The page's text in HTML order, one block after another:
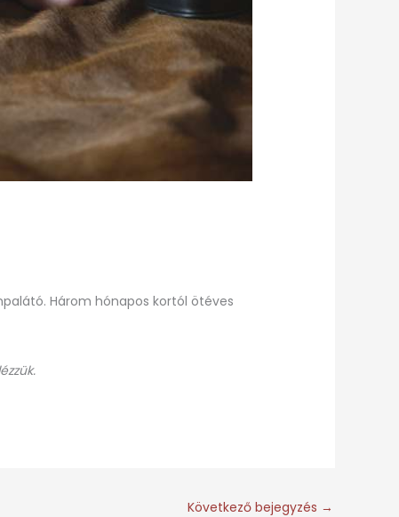
Három hónapos kortól ötéves
Következő bejegyzés →